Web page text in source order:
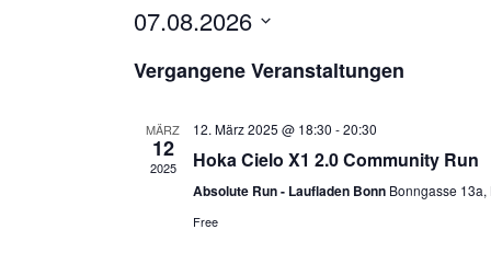
07.08.2026
wählen.
Vergangene Veranstaltungen
MÄRZ
12
2025
12. März 2025 @ 18:30 -20:30
Hoka Cielo X1 2.0 Community Run
Absolute Run - Laufladen Bonn Bonngasse 13a,
Free